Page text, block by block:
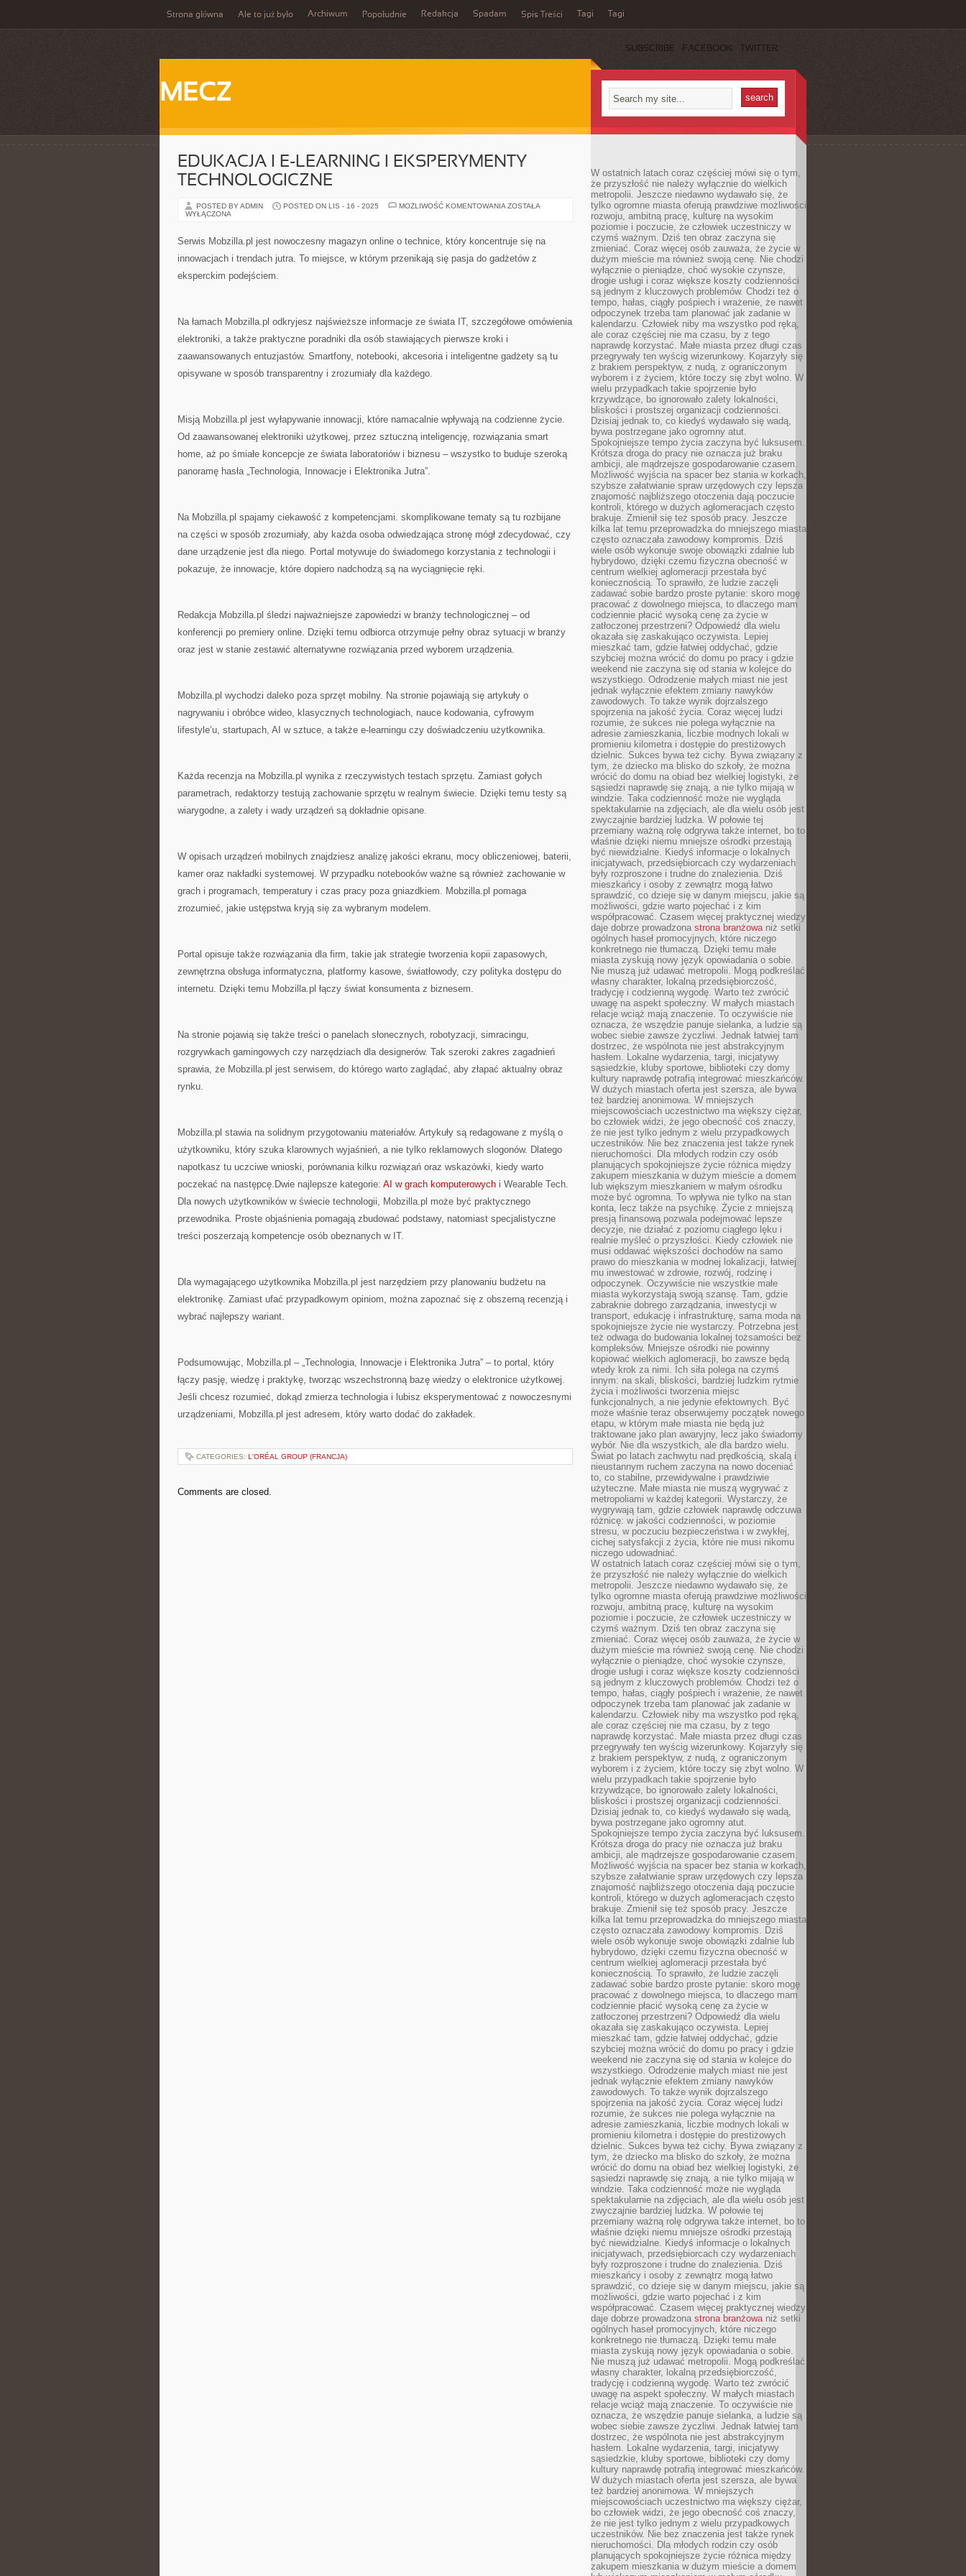
Strona główna Ale to już było Archiwum Popołudnie Redakcja Spadam Spis Treści Tagi Tagi
SUBSCRIBE FACEBOOK TWITTER
MECZ
EDUKACJA I E-LEARNING I EKSPERYMENTY
TECHNOLOGICZNE
POSTED BY ADMIN POSTED ON LIS - 16 - 2025 MOŻLIWOŚĆ KOMENTOWANIA EDUKACJA
EKSPERYMENTY
ZOSTAŁA
WYŁĄCZONA
Serwis Mobzilla.pl jest nowoczesny magazyn online o technice, który koncentruje się na
innowacjach i trendach jutra. To miejsce, w którym przenikają się pasja do gadżetów z
eksperckim podejściem.
Na łamach Mobzilla.pl odkryjesz najświeższe informacje ze świata IT, szczegółowe omówienia
elektroniki, a także praktyczne poradniki dla osób stawiających pierwsze kroki i
zaawansowanych entuzjastów. Smartfony, notebooki, akcesoria i inteligentne gadżety są tu
opisywane w sposób transparentny i zrozumiały dla każdego.
Misją Mobzilla.pl jest wyłapywanie innowacji, które namacalnie wpływają na codzienne życie.
Od zaawansowanej elektroniki użytkowej, przez sztuczną inteligencję, rozwiązania smart
home, aż po śmiałe koncepcje ze świata laboratoriów i biznesu – wszystko to buduje szeroką
panoramę hasła „Technologia, Innowacje i Elektronika Jutra”.
Na Mobzilla.pl spajamy ciekawość z kompetencjami. skomplikowane tematy są tu rozbijane
na części w sposób zrozumiały, aby każda osoba odwiedzająca stronę mógł zdecydować, czy
dane urządzenie jest dla niego. Portal motywuje do świadomego korzystania z technologii i
pokazuje, że innowacje, które dopiero nadchodzą są na wyciągnięcie ręki.
Redakcja Mobzilla.pl śledzi najważniejsze zapowiedzi w branży technologicznej – od
konferencji po premiery online. Dzięki temu odbiorca otrzymuje pełny obraz sytuacji w branży
oraz jest w stanie zestawić alternatywne rozwiązania przed wyborem urządzenia.
Mobzilla.pl wychodzi daleko poza sprzęt mobilny. Na stronie pojawiają się artykuły o
nagrywaniu i obróbce wideo, klasycznych technologiach, nauce kodowania, cyfrowym
lifestyle’u, startupach, AI w sztuce, a także e-learningu czy doświadczeniu użytkownika.
Każda recenzja na Mobzilla.pl wynika z rzeczywistych testach sprzętu. Zamiast gołych
parametrach, redaktorzy testują zachowanie sprzętu w realnym świecie. Dzięki temu testy są
wiarygodne, a zalety i wady urządzeń są dokładnie opisane.
W opisach urządzeń mobilnych znajdziesz analizę jakości ekranu, mocy obliczeniowej, baterii,
kamer oraz nakładki systemowej. W przypadku notebooków ważne są również zachowanie w
grach i programach, temperatury i czas pracy poza gniazdkiem. Mobzilla.pl pomaga
zrozumieć, jakie ustępstwa kryją się za wybranym modelem.
Portal opisuje także rozwiązania dla firm, takie jak strategie tworzenia kopii zapasowych,
zewnętrzna obsługa informatyczna, platformy kasowe, światłowody, czy polityka dostępu do
internetu. Dzięki temu Mobzilla.pl łączy świat konsumenta z biznesem.
Na stronie pojawią się także treści o panelach słonecznych, robotyzacji, simracingu,
rozgrywkach gamingowych czy narzędziach dla designerów. Tak szeroki zakres zagadnień
sprawia, że Mobzilla.pl jest serwisem, do którego warto zaglądać, aby złapać aktualny obraz
rynku.
Mobzilla.pl stawia na solidnym przygotowaniu materiałów. Artykuły są redagowane z myślą o
użytkowniku, który szuka klarownych wyjaśnień, a nie tylko reklamowych slogonów. Dlatego
napotkasz tu uczciwe wnioski, porównania kilku rozwiązań oraz wskazówki, kiedy warto
poczekać na następcę.Dwie najlepsze kategorie: AI w grach komputerowych i Wearable Tech.
Dla nowych użytkowników w świecie technologii, Mobzilla.pl może być praktycznego
przewodnika. Proste objaśnienia pomagają zbudować podstawy, natomiast specjalistyczne
treści poszerzają kompetencje osób obeznanych w IT.
Dla wymagającego użytkownika Mobzilla.pl jest narzędziem przy planowaniu budżetu na
elektronikę. Zamiast ufać przypadkowym opiniom, można zapoznać się z obszerną recenzją i
wybrać najlepszy wariant.
Podsumowując, Mobzilla.pl – „Technologia, Innowacje i Elektronika Jutra” – to portal, który
łączy pasję, wiedzę i praktykę, tworząc wszechstronną bazę wiedzy o elektronice użytkowej.
Jeśli chcesz rozumieć, dokąd zmierza technologia i lubisz eksperymentować z nowoczesnymi
urządzeniami, Mobzilla.pl jest adresem, który warto dodać do zakładek.
CATEGORIES: L'ORÉAL GROUP (FRANCJA)
Comments are closed.
W ostatnich latach coraz częściej mówi się o tym,
że przyszłość nie należy wyłącznie do wielkich
metropolii. Jeszcze niedawno wydawało się, że
tylko ogromne miasta oferują prawdziwe możliwości
rozwoju, ambitną pracę, kulturę na wysokim
poziomie i poczucie, że człowiek uczestniczy w
czymś ważnym. Dziś ten obraz zaczyna się
zmieniać. Coraz więcej osób zauważa, że życie w
dużym mieście ma również swoją cenę. Nie chodzi
wyłącznie o pieniądze, choć wysokie czynsze,
drogie usługi i coraz większe koszty codzienności
są jednym z kluczowych problemów. Chodzi też o
tempo, hałas, ciągły pośpiech i wrażenie, że nawet
odpoczynek trzeba tam planować jak zadanie w
kalendarzu. Człowiek niby ma wszystko pod ręką,
ale coraz częściej nie ma czasu, by z tego
naprawdę korzystać. Małe miasta przez długi czas
przegrywały ten wyścig wizerunkowy. Kojarzyły się
z brakiem perspektyw, z nudą, z ograniczonym
wyborem i z życiem, które toczy się zbyt wolno. W
wielu przypadkach takie spojrzenie było
krzywdzące, bo ignorowało zalety lokalności,
bliskości i prostszej organizacji codzienności.
Dzisiaj jednak to, co kiedyś wydawało się wadą,
bywa postrzegane jako ogromny atut.
Spokojniejsze tempo życia zaczyna być luksusem.
Krótsza droga do pracy nie oznacza już braku
ambicji, ale mądrzejsze gospodarowanie czasem.
Możliwość wyjścia na spacer bez stania w korkach,
szybsze załatwianie spraw urzędowych czy lepsza
znajomość najbliższego otoczenia dają poczucie
kontroli, którego w dużych aglomeracjach często
brakuje. Zmienił się też sposób pracy. Jeszcze
kilka lat temu przeprowadzka do mniejszego miasta
często oznaczała zawodowy kompromis. Dziś
wiele osób wykonuje swoje obowiązki zdalnie lub
hybrydowo, dzięki czemu fizyczna obecność w
centrum wielkiej aglomeracji przestała być
koniecznością. To sprawiło, że ludzie zaczęli
zadawać sobie bardzo proste pytanie: skoro mogę
pracować z dowolnego miejsca, to dlaczego mam
codziennie płacić wysoką cenę za życie w
zatłoczonej przestrzeni? Odpowiedź dla wielu
okazała się zaskakująco oczywista. Lepiej
mieszkać tam, gdzie łatwiej oddychać, gdzie
szybciej można wrócić do domu po pracy i gdzie
weekend nie zaczyna się od stania w kolejce do
wszystkiego. Odrodzenie małych miast nie jest
jednak wyłącznie efektem zmiany nawyków
zawodowych. To także wynik dojrzalszego
spojrzenia na jakość życia. Coraz więcej ludzi
rozumie, że sukces nie polega wyłącznie na
adresie zamieszkania, liczbie modnych lokali w
promieniu kilometra i dostępie do prestiżowych
dzielnic. Sukces bywa też cichy. Bywa związany z
tym, że dziecko ma blisko do szkoły, że można
wrócić do domu na obiad bez wielkiej logistyki, że
sąsiedzi naprawdę się znają, a nie tylko mijają w
windzie. Taka codzienność może nie wygląda
spektakularnie na zdjęciach, ale dla wielu osób jest
zwyczajnie bardziej ludzka. W połowie tej
przemiany ważną rolę odgrywa także internet, bo to
właśnie dzięki niemu mniejsze ośrodki przestają
być niewidzialne. Kiedyś informacje o lokalnych
inicjatywach, przedsiębiorcach czy wydarzeniach
były rozproszone i trudne do znalezienia. Dziś
mieszkańcy i osoby z zewnątrz mogą łatwo
sprawdzić, co dzieje się w danym miejscu, jakie są
możliwości, gdzie warto pojechać i z kim
współpracować. Czasem więcej praktycznej wiedzy
daje dobrze prowadzona strona branżowaniż setki
ogólnych haseł promocyjnych, które niczego
konkretnego nie tłumaczą. Dzięki temu małe
miasta zyskują nowy język opowiadania o sobie.
Nie muszą już udawać metropolii. Mogą podkreślać
własny charakter, lokalną przedsiębiorczość,
tradycję i codzienną wygodę. Warto też zwrócić
uwagę na aspekt społeczny. W małych miastach
relacje wciąż mają znaczenie. To oczywiście nie
oznacza, że wszędzie panuje sielanka, a ludzie są
wobec siebie zawsze życzliwi. Jednak łatwiej tam
dostrzec, że wspólnota nie jest abstrakcyjnym
hasłem. Lokalne wydarzenia, targi, inicjatywy
sąsiedzkie, kluby sportowe, biblioteki czy domy
kultury naprawdę potrafią integrować mieszkańców.
W dużych miastach oferta jest szersza, ale bywa
też bardziej anonimowa. W mniejszych
miejscowościach uczestnictwo ma większy ciężar,
bo człowiek widzi, że jego obecność coś znaczy,
że nie jest tylko jednym z wielu przypadkowych
uczestników. Nie bez znaczenia jest także rynek
nieruchomości. Dla młodych rodzin czy osób
planujących spokojniejsze życie różnica między
zakupem mieszkania w dużym mieście a domem
lub większym mieszkaniem w małym ośrodku
może być ogromna. To wpływa nie tylko na stan
konta, lecz także na psychikę. Życie z mniejszą
presją finansową pozwala podejmować lepsze
decyzje, nie działać z poziomu ciągłego lęku i
realnie myśleć o przyszłości. Kiedy człowiek nie
musi oddawać większości dochodów na samo
prawo do mieszkania w modnej lokalizacji, łatwiej
mu inwestować w zdrowie, rozwój, rodzinę i
odpoczynek. Oczywiście nie wszystkie małe
miasta wykorzystają swoją szansę. Tam, gdzie
zabraknie dobrego zarządzania, inwestycji w
transport, edukację i infrastrukturę, sama moda na
spokojniejsze życie nie wystarczy. Potrzebna jest
też odwaga do budowania lokalnej tożsamości bez
kompleksów. Mniejsze ośrodki nie powinny
kopiować wielkich aglomeracji, bo zawsze będą
wtedy krok za nimi. Ich siła polega na czymś
innym: na skali, bliskości, bardziej ludzkim rytmie
życia i możliwości tworzenia miejsc
funkcjonalnych, a nie jedynie efektownych. Być
może właśnie teraz obserwujemy początek nowego
etapu, w którym małe miasta nie będą już
traktowane jako plan awaryjny, lecz jako świadomy
wybór. Nie dla wszystkich, ale dla bardzo wielu.
Świat po latach zachwytu nad prędkością, skalą i
nieustannym ruchem zaczyna na nowo doceniać
to, co stabilne, przewidywalne i prawdziwie
użyteczne. Małe miasta nie muszą wygrywać z
metropoliami w każdej kategorii. Wystarczy, że
wygrywają tam, gdzie człowiek naprawdę odczuwa
różnicę: w jakości codzienności, w poziomie
stresu, w poczuciu bezpieczeństwa i w zwykłej,
cichej satysfakcji z życia, które nie musi nikomu
niczego udowadniać.
W ostatnich latach coraz częściej mówi się o tym,
że przyszłość nie należy wyłącznie do wielkich
metropolii. Jeszcze niedawno wydawało się, że
tylko ogromne miasta oferują prawdziwe możliwości
rozwoju, ambitną pracę, kulturę na wysokim
poziomie i poczucie, że człowiek uczestniczy w
czymś ważnym. Dziś ten obraz zaczyna się
zmieniać. Coraz więcej osób zauważa, że życie w
dużym mieście ma również swoją cenę. Nie chodzi
wyłącznie o pieniądze, choć wysokie czynsze,
drogie usługi i coraz większe koszty codzienności
są jednym z kluczowych problemów. Chodzi też o
tempo, hałas, ciągły pośpiech i wrażenie, że nawet
odpoczynek trzeba tam planować jak zadanie w
kalendarzu. Człowiek niby ma wszystko pod ręką,
ale coraz częściej nie ma czasu, by z tego
naprawdę korzystać. Małe miasta przez długi czas
przegrywały ten wyścig wizerunkowy. Kojarzyły się
z brakiem perspektyw, z nudą, z ograniczonym
wyborem i z życiem, które toczy się zbyt wolno. W
wielu przypadkach takie spojrzenie było
krzywdzące, bo ignorowało zalety lokalności,
bliskości i prostszej organizacji codzienności.
Dzisiaj jednak to, co kiedyś wydawało się wadą,
bywa postrzegane jako ogromny atut.
Spokojniejsze tempo życia zaczyna być luksusem.
Krótsza droga do pracy nie oznacza już braku
ambicji, ale mądrzejsze gospodarowanie czasem.
Możliwość wyjścia na spacer bez stania w korkach,
szybsze załatwianie spraw urzędowych czy lepsza
znajomość najbliższego otoczenia dają poczucie
kontroli, którego w dużych aglomeracjach często
brakuje. Zmienił się też sposób pracy. Jeszcze
kilka lat temu przeprowadzka do mniejszego miasta
często oznaczała zawodowy kompromis. Dziś
wiele osób wykonuje swoje obowiązki zdalnie lub
hybrydowo, dzięki czemu fizyczna obecność w
centrum wielkiej aglomeracji przestała być
koniecznością. To sprawiło, że ludzie zaczęli
zadawać sobie bardzo proste pytanie: skoro mogę
pracować z dowolnego miejsca, to dlaczego mam
codziennie płacić wysoką cenę za życie w
zatłoczonej przestrzeni? Odpowiedź dla wielu
okazała się zaskakująco oczywista. Lepiej
mieszkać tam, gdzie łatwiej oddychać, gdzie
szybciej można wrócić do domu po pracy i gdzie
weekend nie zaczyna się od stania w kolejce do
wszystkiego. Odrodzenie małych miast nie jest
jednak wyłącznie efektem zmiany nawyków
zawodowych. To także wynik dojrzalszego
spojrzenia na jakość życia. Coraz więcej ludzi
rozumie, że sukces nie polega wyłącznie na
adresie zamieszkania, liczbie modnych lokali w
promieniu kilometra i dostępie do prestiżowych
dzielnic. Sukces bywa też cichy. Bywa związany z
tym, że dziecko ma blisko do szkoły, że można
wrócić do domu na obiad bez wielkiej logistyki, że
sąsiedzi naprawdę się znają, a nie tylko mijają w
windzie. Taka codzienność może nie wygląda
spektakularnie na zdjęciach, ale dla wielu osób jest
zwyczajnie bardziej ludzka. W połowie tej
przemiany ważną rolę odgrywa także internet, bo to
właśnie dzięki niemu mniejsze ośrodki przestają
być niewidzialne. Kiedyś informacje o lokalnych
inicjatywach, przedsiębiorcach czy wydarzeniach
były rozproszone i trudne do znalezienia. Dziś
mieszkańcy i osoby z zewnątrz mogą łatwo
sprawdzić, co dzieje się w danym miejscu, jakie są
możliwości, gdzie warto pojechać i z kim
współpracować. Czasem więcej praktycznej wiedzy
daje dobrze prowadzona strona branżowaniż setki
ogólnych haseł promocyjnych, które niczego
konkretnego nie tłumaczą. Dzięki temu małe
miasta zyskują nowy język opowiadania o sobie.
Nie muszą już udawać metropolii. Mogą podkreślać
własny charakter, lokalną przedsiębiorczość,
tradycję i codzienną wygodę. Warto też zwrócić
uwagę na aspekt społeczny. W małych miastach
relacje wciąż mają znaczenie. To oczywiście nie
oznacza, że wszędzie panuje sielanka, a ludzie są
wobec siebie zawsze życzliwi. Jednak łatwiej tam
dostrzec, że wspólnota nie jest abstrakcyjnym
hasłem. Lokalne wydarzenia, targi, inicjatywy
sąsiedzkie, kluby sportowe, biblioteki czy domy
kultury naprawdę potrafią integrować mieszkańców.
W dużych miastach oferta jest szersza, ale bywa
też bardziej anonimowa. W mniejszych
miejscowościach uczestnictwo ma większy ciężar,
bo człowiek widzi, że jego obecność coś znaczy,
że nie jest tylko jednym z wielu przypadkowych
uczestników. Nie bez znaczenia jest także rynek
nieruchomości. Dla młodych rodzin czy osób
planujących spokojniejsze życie różnica między
zakupem mieszkania w dużym mieście a domem